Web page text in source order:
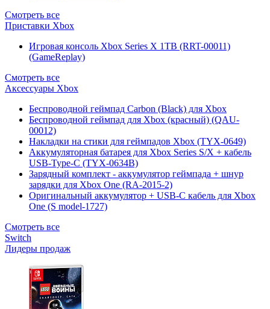
Смотреть все
Приставки Xbox
Игровая консоль Xbox Series X 1TB (RRT-00011)
(GameReplay)
Смотреть все
Аксессуары Xbox
Беспроводной геймпад Carbon (Black) для Xbox
Беспроводной геймпад для Xbox (красный) (QAU-
00012)
Накладки на стики для геймпадов Xbox (TYX-0649)
Аккумуляторная батарея для Xbox Series S/X + кабель
USB-Type-C (TYX-0634B)
Зарядный комплект - аккумулятор геймпада + шнур
зарядки для Xbox One (RA-2015-2)
Оригинальный аккумулятор + USB-C кабель для Xbox
One (S model-1727)
Смотреть все
Switch
Лидеры продаж